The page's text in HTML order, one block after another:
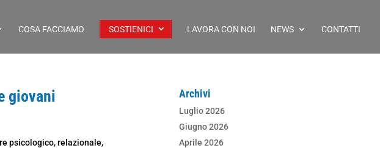
COSA FACCIAMO SOSTIENICI LAVORA CON NOI NEWS CONTATTI
giovani
psicologico, relazionale,
Archivi
Luglio 2026
Giugno 2026
Aprile 2026